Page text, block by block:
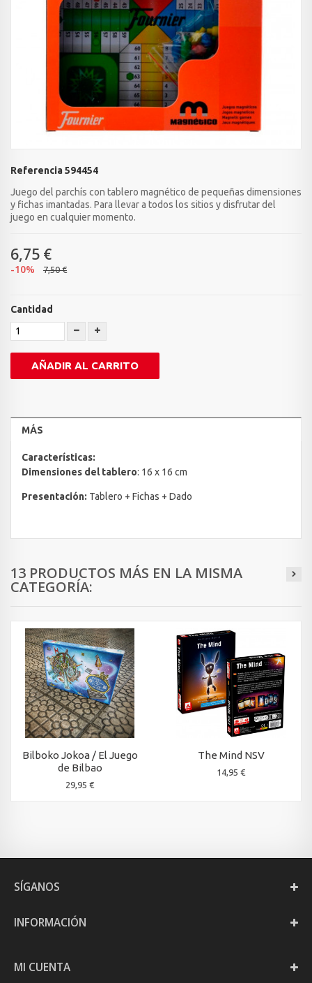
Referencia594454
Juego del parchís con tablero magnético de pequeñas dimensiones
y fichas imantadas. Para llevar a todos los sitios y disfrutar del
juego en cualquier momento.
6,75 €
-10% 7,50 €
Cantidad
AÑADIR AL CARRITO
MÁS
Características:
Dimensiones del tablero: 16 x 16 cm
Presentación: Tablero + Fichas + Dado
13 PRODUCTOS MÁS EN LA MISMA
CATEGORÍA:
Bilboko Jokoa / El Juego
de Bilbao
29,95 €
The Mind NSV
14,95 €
SÍGANOS
INFORMACIÓN
MI CUENTA